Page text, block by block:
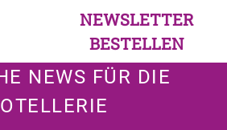
NEWSLETTER
BESTELLEN
NEWS FÜR DIE